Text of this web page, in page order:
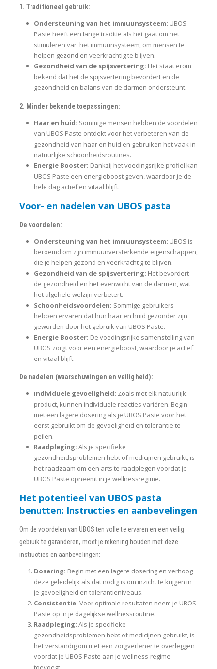
1. Traditioneel gebruik:
Ondersteuning van het immuunsysteem: UBOS
Paste heeft een lange traditie als het gaat om het
stimuleren van het immuunsysteem, om mensen te
helpen gezond en veerkrachtig te blijven.
Gezondheid van de spijsvertering: Het staat erom
bekend dat het de spijsvertering bevordert en de
gezondheid en balans van de darmen ondersteunt.
2. Minder bekende toepassingen:
Haar en huid: Sommige mensen hebben de voordelen
van UBOS Paste ontdekt voor het verbeteren van de
gezondheid van haar en huid en gebruiken het vaak in
natuurlijke schoonheidsroutines.
Energie Booster: Dankzij het voedingsrijke profiel kan
UBOS Paste een energieboost geven, waardoor je de
hele dag actief en vitaal blijft.
Voor- en nadelen van UBOS pasta
De voordelen:
Ondersteuning van het immuunsysteem: UBOS is
beroemd om zijn immuunversterkende eigenschappen,
die je helpen gezond en veerkrachtig te blijven.
Gezondheid van de spijsvertering: Het bevordert
de gezondheid en het evenwicht van de darmen, wat
het algehele welzijn verbetert.
Schoonheidsvoordelen: Sommige gebruikers
hebben ervaren dat hun haar en huid gezonder zijn
geworden door het gebruik van UBOS Paste.
Energie Booster: De voedingsrijke samenstelling van
UBOS zorgt voor een energieboost, waardoor je actief
en vitaal blijft.
De nadelen (waarschuwingen en veiligheid):
Individuele gevoeligheid: Zoals met elk natuurlijk
product, kunnen individuele reacties variëren. Begin
met een lagere dosering als je UBOS Paste voor het
eerst gebruikt om de gevoeligheid en tolerantie te
peilen.
Raadpleging: Als je specifieke
gezondheidsproblemen hebt of medicijnen gebruikt, is
het raadzaam om een arts te raadplegen voordat je
UBOS Paste opneemt in je wellnessregime.
Het potentieel van UBOS pasta
benutten: Instructies en aanbevelingen
Om de voordelen van UBOS ten volle te ervaren en een veilig
gebruik te garanderen, moet je rekening houden met deze
instructies en aanbevelingen:
Dosering: Begin met een lagere dosering en verhoog
deze geleidelijk als dat nodig is om inzicht te krijgen in
je gevoeligheid en tolerantieniveaus.
Consistentie: Voor optimale resultaten neem je UBOS
Paste op in je dagelijkse wellnessroutine.
Raadpleging: Als je specifieke
gezondheidsproblemen hebt of medicijnen gebruikt, is
het verstandig om met een zorgverlener te overleggen
voordat je UBOS Paste aan je wellness-regime
toevoegt.